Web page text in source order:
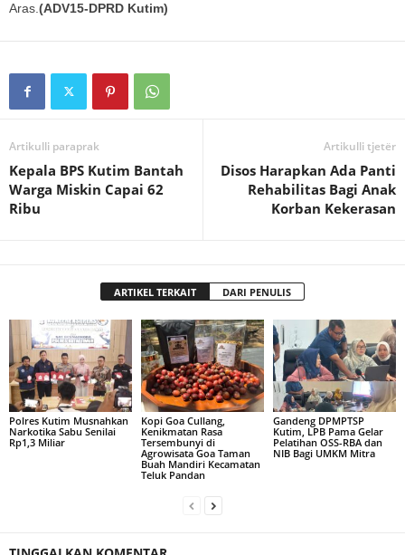
Aras. (ADV15-DPRD Kutim)
Artikulli paraprak
Kepala BPS Kutim Bantah
Warga Miskin Capai 62
Ribu
Artikulli tjetër
Disos Harapkan Ada Panti
Rehabilitas Bagi Anak
Korban Kekerasan
ARTIKEL TERKAIT DARI PENULIS
Polres Kutim Musnahkan
Narkotika Sabu Senilai
Rp1,3 Miliar
Kopi Goa Cullang,
Kenikmatan Rasa
Tersembunyi di
Agrowisata Goa Taman
Buah Mandiri Kecamatan
Teluk Pandan
Gandeng DPMPTSP
Kutim, LPB Pama Gelar
Pelatihan OSS-RBA dan
NIB Bagi UMKM Mitra